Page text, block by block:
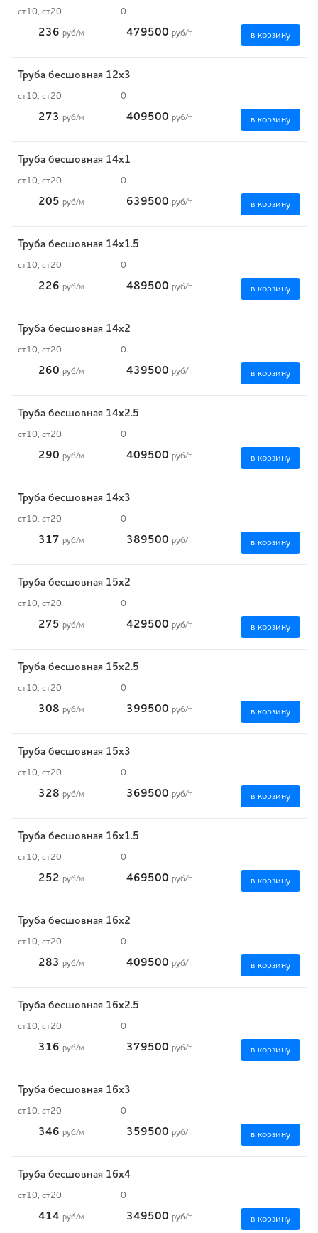
ст10, ст20 0
236 руб/м 479500 руб/т в корзину
Труба бесшовная 12х3
ст10, ст20 0
273 руб/м 409500 руб/т в корзину
Труба бесшовная 14х1
ст10, ст20 0
205 руб/м 639500 руб/т в корзину
Труба бесшовная 14х1.5
ст10, ст20 0
226 руб/м 489500 руб/т в корзину
Труба бесшовная 14х2
ст10, ст20 0
260 руб/м 439500 руб/т в корзину
Труба бесшовная 14х2.5
ст10, ст20 0
290 руб/м 409500 руб/т в корзину
Труба бесшовная 14х3
ст10, ст20 0
317 руб/м 389500 руб/т в корзину
Труба бесшовная 15х2
ст10, ст20 0
275 руб/м 429500 руб/т в корзину
Труба бесшовная 15х2.5
ст10, ст20 0
308 руб/м 399500 руб/т в корзину
Труба бесшовная 15х3
ст10, ст20 0
328 руб/м 369500 руб/т в корзину
Труба бесшовная 16х1.5
ст10, ст20 0
252 руб/м 469500 руб/т в корзину
Труба бесшовная 16х2
ст10, ст20 0
283 руб/м 409500 руб/т в корзину
Труба бесшовная 16х2.5
ст10, ст20 0
316 руб/м 379500 руб/т в корзину
Труба бесшовная 16х3
ст10, ст20 0
346 руб/м 359500 руб/т в корзину
Труба бесшовная 16х4
ст10, ст20 0
414 руб/м 349500 руб/т в корзину